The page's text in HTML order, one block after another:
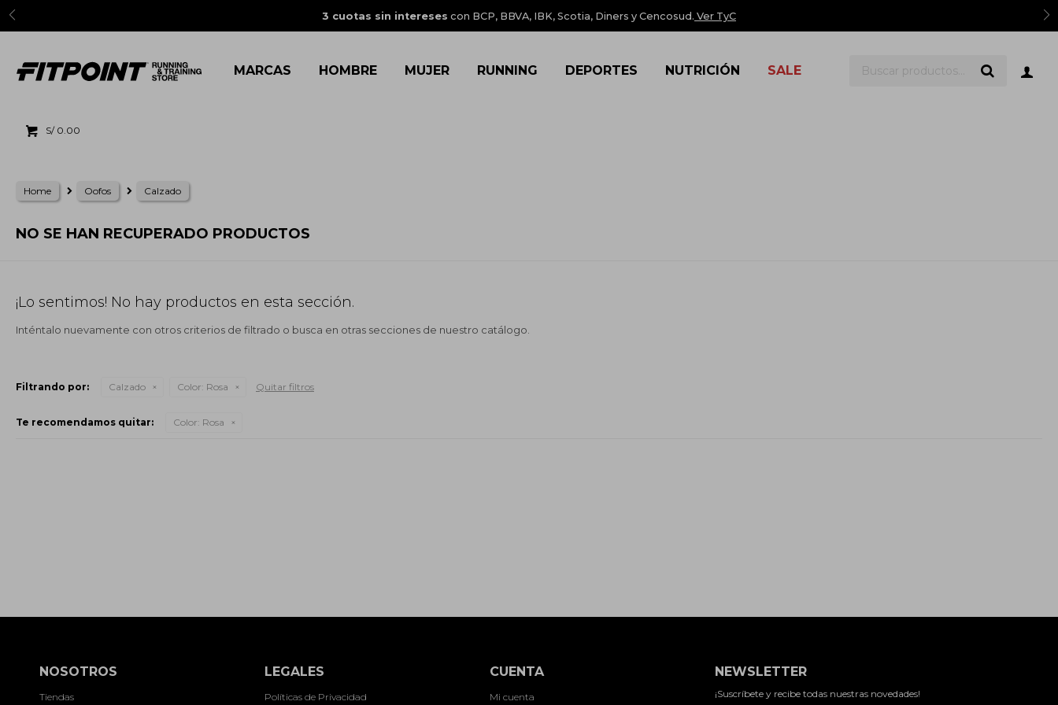
3 cuotas sin intereses con BCP, BBVA, IBK, Scotia, Diners y Cencosud. Ver TyC
MARCAS HOMBRE MUJER RUNNING DEPORTES NUTRICIÓN SALE
S/ 0.00
Home Oofos Calzado
NO SE HAN RECUPERADO PRODUCTOS
¡Lo sentimos! No hay productos en esta sección.
Inténtalo nuevamente con otros criterios de filtrado o busca en otras secciones de nuestro catálogo.
Filtrando por: Calzado Color: Rosa Quitar filtros
Te recomendamos quitar: Color: Rosa
NOSOTROS
Tiendas
LEGALES
Políticas de Privacidad
CUENTA
Mi cuenta
NEWSLETTER
¡Suscríbete y recibe todas nuestras novedades!